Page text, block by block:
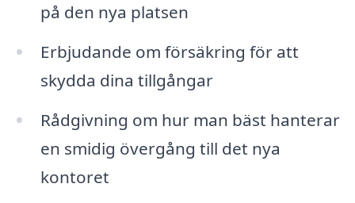
på den nya platsen
Erbjudande om försäkring för att
skydda dina tillgångar
Rådgivning om hur man bäst hanterar
en smidig övergång till det nya
kontoret